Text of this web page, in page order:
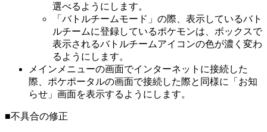
選べるようにします。
「バトルチームモード」の際、表示しているバト
ルチームに登録しているポケモンは、ボックスで
表示されるバトルチームアイコンの色が濃く変わ
るようにします。
メインメニューの画面でインターネットに接続した
際、ポケポータルの画面で接続した際と同様に「お知
らせ」画面を表示するようにします。
■不具合の修正